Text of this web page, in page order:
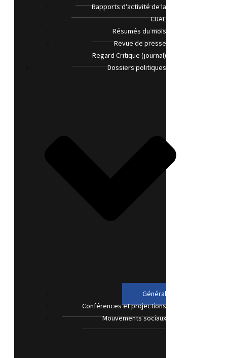
Rapports d’activité de la
CUAE
Résumés du mois
Revue de presse
Regard Critique (journal)
Dossiers politiques
Général
Conférences et projections
Mouvements sociaux